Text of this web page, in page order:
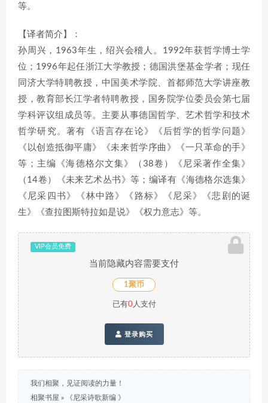
等。
【译者简介】：
孙周兴，1963年生，绍兴会稽人。1992年获哲学博士学
位；1996年起任浙江大学教授；德国洪堡基金学者；现任
同济大学特聘教授，中国美术学院、首都师范大学讲座教
授，教育部长江学者特聘教授，国务院学位委员会第七届
学科评议组成员等。主要从事德国哲学、艺术哲学和技术
哲学研究。著有《语言存在论》《后哲学的哲学问题》
《以创造抵御平庸》《未来哲学序曲》《一只革命的手》
等；主编《海德格尔文集》（38卷）《尼采著作全集》
（14卷）《未来艺术丛书》等；编译有《海德格尔选集》
《尼采四书》《林中路》《路标》《尼采》《悲剧的诞
生》《查拉图斯特拉如是说》《权力意志》等。
VIP会员免费
当前隐藏内容需要支付
1聚币
已有0人支付
登录购买
我们相聚，见证阅读的力量！
相聚书屋 » 《尼采诗歌新编 》